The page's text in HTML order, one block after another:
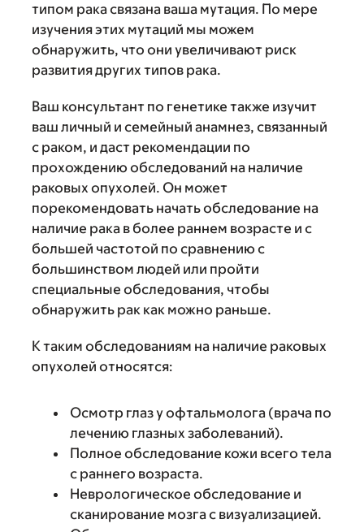
типом рака связана ваша мутация. По мере
изучения этих мутаций мы можем
обнаружить, что они увеличивают риск
развития других типов рака.
Ваш консультант по генетике также изучит
ваш личный и семейный анамнез, связанный
с раком, и даст рекомендации по
прохождению обследований на наличие
раковых опухолей. Он может
порекомендовать начать обследование на
наличие рака в более раннем возрасте и с
большей частотой по сравнению с
большинством людей или пройти
специальные обследования, чтобы
обнаружить рак как можно раньше.
К таким обследованиям на наличие раковых
опухолей относятся:
Осмотр глаз у офтальмолога (врача по
лечению глазных заболеваний).
Полное обследование кожи всего тела
с раннего возраста.
Неврологическое обследование и
сканирование мозга с визуализацией.